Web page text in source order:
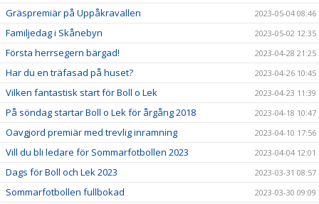
Gräspremiär på Uppåkravallen 2023-05-04 08:46
Familjedag i Skånebyn 2023-05-02 12:35
Första herrsegern bärgad! 2023-04-28 21:25
Har du en träfasad på huset? 2023-04-26 10:45
Vilken fantastisk start för Boll o Lek 2023-04-23 11:39
På söndag startar Boll o Lek för årgång 2018 2023-04-18 10:47
Oavgjord premiär med trevlig inramning 2023-04-10 17:56
Vill du bli ledare för Sommarfotbollen 2023 2023-04-04 12:01
Dags för Boll och Lek 2023 2023-03-31 08:57
Sommarfotbollen fullbokad 2023-03-30 09:09